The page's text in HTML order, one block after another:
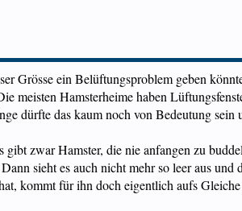
Grösse ein Belüftungsproblem geben
meisten Hamsterheime haben
dürfte das kaum noch von Bedeutung
zwar Hamster, die nie anfangen zu
sieht es auch nicht mehr so leer aus
kommt für ihn doch eigentlich aufs